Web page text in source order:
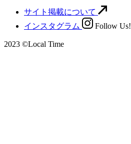
サイト掲載について
インスタグラム
Follow Us!
2023 ©Local Time